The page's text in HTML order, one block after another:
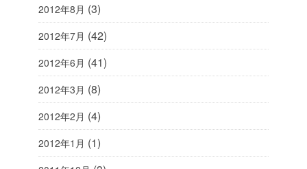
2012年8月 (3)
2012年7月 (42)
2012年6月 (41)
2012年3月 (8)
2012年2月 (4)
2012年1月 (1)